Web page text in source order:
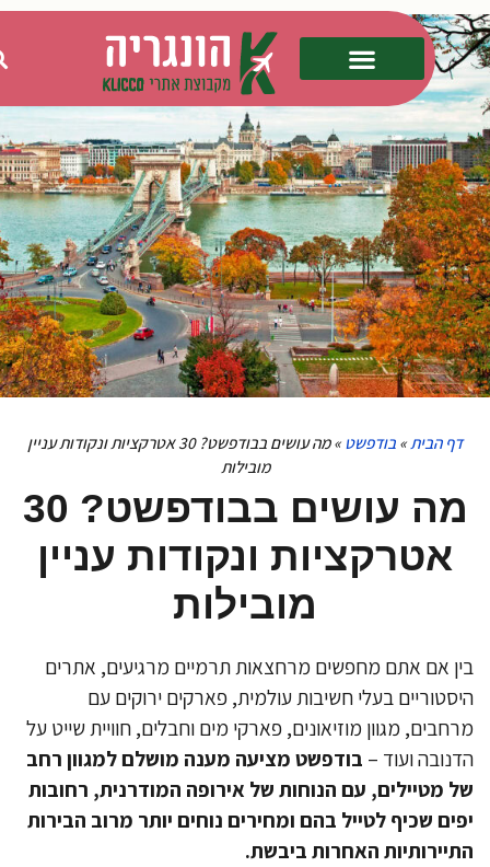
דף הבית»בודפשט»
מה עושים בבודפשט? 30 אטרקציות ונקודות עניין
מובילות
מה עושים בבודפשט? 30
אטרקציות ונקודות עניין
מובילות
אם אתם מחפשים מרחצאות תרמיים מרגיעים, אתרים
בעלי חשיבות עולמית, פארקים ירוקים עם
מגוון מוזיאונים, פארקי מים וחבלים, חוויית שייט על
ועוד –בודפשט מציעה מענה מושלם למגוון רחב
מטיילים, עם הנוחות של אירופה המודרנית, רחובות
שכיף לטייל בהם ומחירים נוחים יותר מרוב הבירות
האחרות ביבשת.